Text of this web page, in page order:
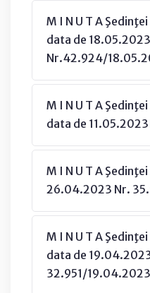
M I N U T A
data de 18.05.2023
Nr.42.924/
M I N U T A
data de
M I N U T A
26.04.2023 Nr.
M I N U T A
data de
32.951/19.04.2023